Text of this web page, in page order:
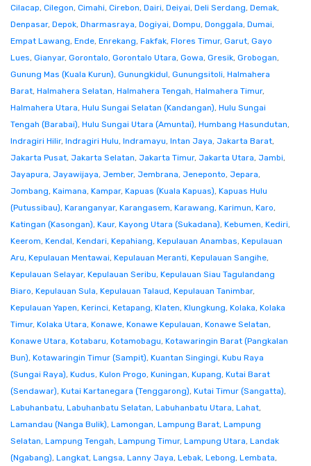
Cilacap, Cilegon, Cimahi, Cirebon, Dairi, Deiyai, Deli Serdang, Demak,
Denpasar, Depok, Dharmasraya, Dogiyai, Dompu, Donggala, Dumai,
Empat Lawang, Ende, Enrekang, Fakfak, Flores Timur, Garut, Gayo
Lues, Gianyar, Gorontalo, Gorontalo Utara, Gowa, Gresik, Grobogan,
Gunung Mas (Kuala Kurun), Gunungkidul, Gunungsitoli, Halmahera
Barat, Halmahera Selatan, Halmahera Tengah, Halmahera Timur,
Halmahera Utara, Hulu Sungai Selatan (Kandangan), Hulu Sungai
Tengah (Barabai), Hulu Sungai Utara (Amuntai), Humbang Hasundutan,
Indragiri Hilir, Indragiri Hulu, Indramayu, Intan Jaya, Jakarta Barat,
Jakarta Pusat, Jakarta Selatan, Jakarta Timur, Jakarta Utara, Jambi,
Jayapura, Jayawijaya, Jember, Jembrana, Jeneponto, Jepara,
Jombang, Kaimana, Kampar, Kapuas (Kuala Kapuas), Kapuas Hulu
(Putussibau), Karanganyar, Karangasem, Karawang, Karimun, Karo,
Katingan (Kasongan), Kaur, Kayong Utara (Sukadana), Kebumen, Kediri,
Keerom, Kendal, Kendari, Kepahiang, Kepulauan Anambas, Kepulauan
Aru, Kepulauan Mentawai, Kepulauan Meranti, Kepulauan Sangihe,
Kepulauan Selayar, Kepulauan Seribu, Kepulauan Siau Tagulandang
Biaro, Kepulauan Sula, Kepulauan Talaud, Kepulauan Tanimbar,
Kepulauan Yapen, Kerinci, Ketapang, Klaten, Klungkung, Kolaka, Kolaka
Timur, Kolaka Utara, Konawe, Konawe Kepulauan, Konawe Selatan,
Konawe Utara, Kotabaru, Kotamobagu, Kotawaringin Barat (Pangkalan
Bun), Kotawaringin Timur (Sampit), Kuantan Singingi, Kubu Raya
(Sungai Raya), Kudus, Kulon Progo, Kuningan, Kupang, Kutai Barat
(Sendawar), Kutai Kartanegara (Tenggarong), Kutai Timur (Sangatta),
Labuhanbatu, Labuhanbatu Selatan, Labuhanbatu Utara, Lahat,
Lamandau (Nanga Bulik), Lamongan, Lampung Barat, Lampung
Selatan, Lampung Tengah, Lampung Timur, Lampung Utara, Landak
(Ngabang), Langkat, Langsa, Lanny Jaya, Lebak, Lebong, Lembata,